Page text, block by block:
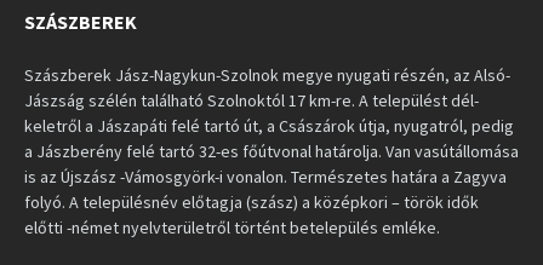
SZÁSZBEREK
Szászberek Jász-Nagykun-Szolnok megye nyugati részén, az Alsó-
Jászság szélén található Szolnoktól 17 km-re. A települést dél-
keletről a Jászapáti felé tartó út, a Császárok útja, nyugatról, pedig
a Jászberény felé tartó 32-es főútvonal határolja. Van vasútállomása
is az Újszász -Vámosgyörk-i vonalon. Természetes határa a Zagyva
folyó. A településnév előtagja (szász) a középkori – török idők
előtti -német nyelvterületről történt betelepülés emléke.